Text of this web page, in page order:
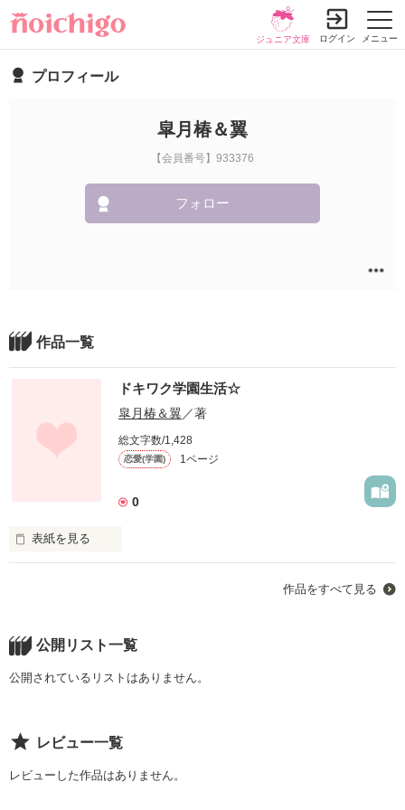
メニュー
ジュニア文庫 ログイン
プロフィール
皐月椿＆翼
【会員番号】933376
フォロー
作品一覧
ドキワク学園生活☆
皐月椿＆翼 ／著
総文字数/1,428
恋愛(学園) 1ページ
0
表紙を見る
作品をすべて見る
公開リスト一覧
公開されているリストはありません。
レビュー一覧
レビューした作品はありません。